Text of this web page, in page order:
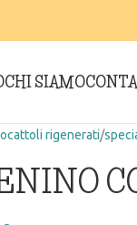
CHI SIAMO
rigenerati